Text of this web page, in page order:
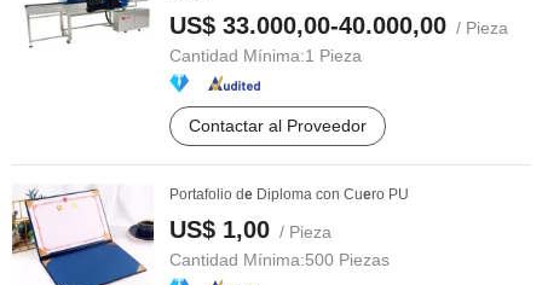
US$ 33.000,00-40.000,00 / Pieza
Cantidad Mínima:1 Pieza
Contactar al Proveedor
Portafolio de Diploma con Cuero PU
US$ 1,00 / Pieza
Cantidad Mínima:500 Piezas